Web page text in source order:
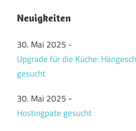
Neuigkeiten
30. Mai 2025 -
Upgrade für die Küche:
gesucht
30. Mai 2025 -
Hostingpate gesucht